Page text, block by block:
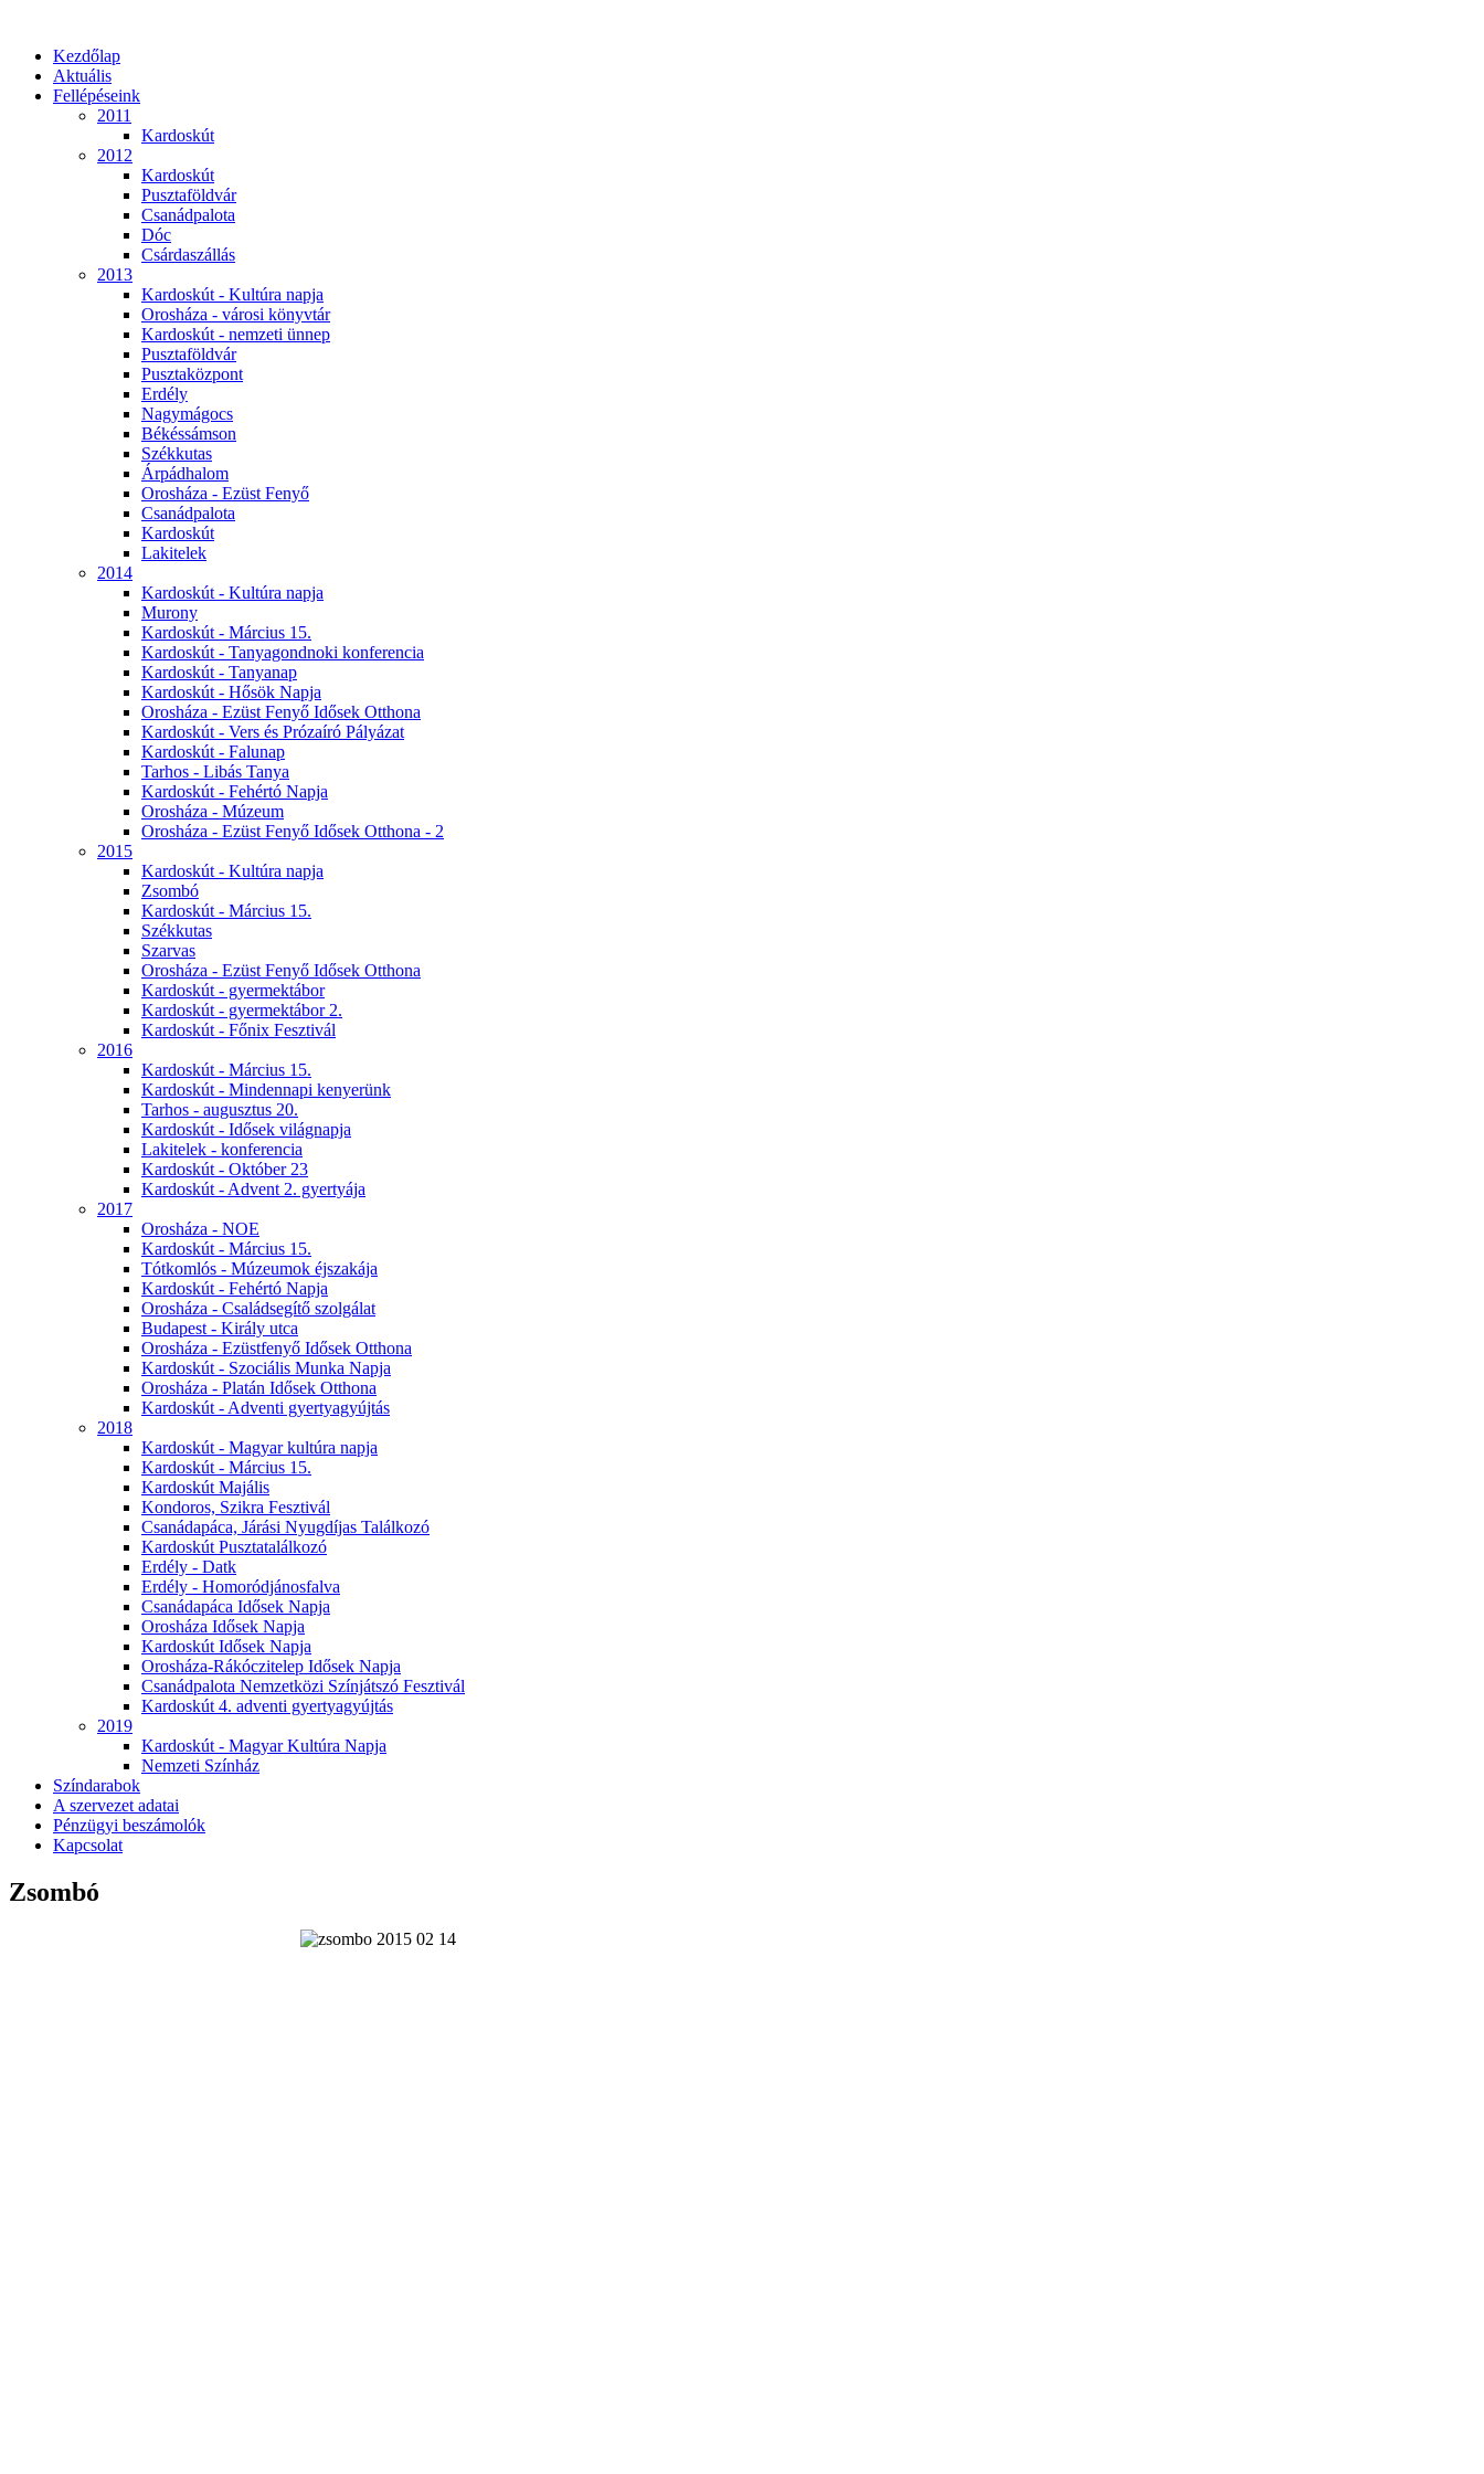
Kezdőlap
Aktuális
Fellépéseink
2011
Kardoskút
2012
Kardoskút
Pusztaföldvár
Csanádpalota
Dóc
Csárdaszállás
2013
Kardoskút - Kultúra napja
Orosháza - városi könyvtár
Kardoskút - nemzeti ünnep
Pusztaföldvár
Pusztaközpont
Erdély
Nagymágocs
Békéssámson
Székkutas
Árpádhalom
Orosháza - Ezüst Fenyő
Csanádpalota
Kardoskút
Lakitelek
2014
Kardoskút - Kultúra napja
Murony
Kardoskút - Március 15.
Kardoskút - Tanyagondnoki konferencia
Kardoskút - Tanyanap
Kardoskút - Hősök Napja
Orosháza - Ezüst Fenyő Idősek Otthona
Kardoskút - Vers és Prózaíró Pályázat
Kardoskút - Falunap
Tarhos - Libás Tanya
Kardoskút - Fehértó Napja
Orosháza - Múzeum
Orosháza - Ezüst Fenyő Idősek Otthona - 2
2015
Kardoskút - Kultúra napja
Zsombó
Kardoskút - Március 15.
Székkutas
Szarvas
Orosháza - Ezüst Fenyő Idősek Otthona
Kardoskút - gyermektábor
Kardoskút - gyermektábor 2.
Kardoskút - Főnix Fesztivál
2016
Kardoskút - Március 15.
Kardoskút - Mindennapi kenyerünk
Tarhos - augusztus 20.
Kardoskút - Idősek világnapja
Lakitelek - konferencia
Kardoskút - Október 23
Kardoskút - Advent 2. gyertyája
2017
Orosháza - NOE
Kardoskút - Március 15.
Tótkomlós - Múzeumok éjszakája
Kardoskút - Fehértó Napja
Orosháza - Családsegítő szolgálat
Budapest - Király utca
Orosháza - Ezüstfenyő Idősek Otthona
Kardoskút - Szociális Munka Napja
Orosháza - Platán Idősek Otthona
Kardoskút - Adventi gyertyagyújtás
2018
Kardoskút - Magyar kultúra napja
Kardoskút - Március 15.
Kardoskút Majális
Kondoros, Szikra Fesztivál
Csanádapáca, Járási Nyugdíjas Találkozó
Kardoskút Pusztatalálkozó
Erdély - Datk
Erdély - Homoródjánosfalva
Csanádapáca Idősek Napja
Orosháza Idősek Napja
Kardoskút Idősek Napja
Orosháza-Rákóczitelep Idősek Napja
Csanádpalota Nemzetközi Színjátszó Fesztivál
Kardoskút 4. adventi gyertyagyújtás
2019
Kardoskút - Magyar Kultúra Napja
Nemzeti Színház
Színdarabok
A szervezet adatai
Pénzügyi beszámolók
Kapcsolat
Zsombó